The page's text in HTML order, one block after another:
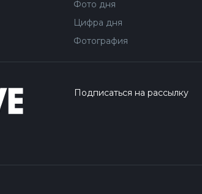
Фото дня
Цифра дня
Фотография
Подписаться на рассылку